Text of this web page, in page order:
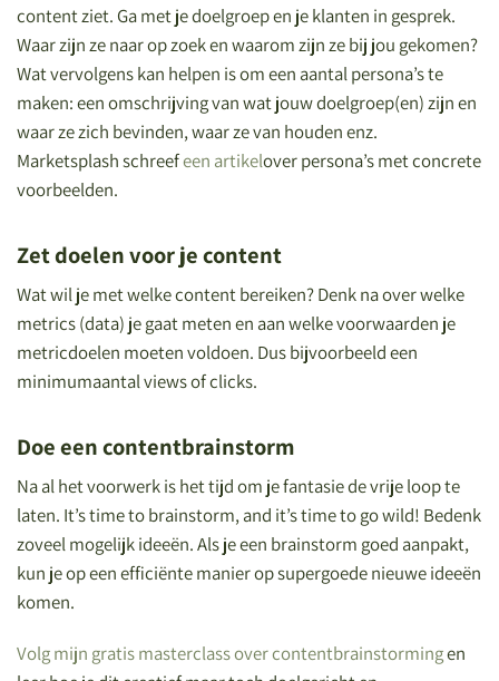
content ziet. Ga met je doelgroep en je klanten in gesprek.
Waar zijn ze naar op zoek en waarom zijn ze bij jou gekomen?
Wat vervolgens kan helpen is om een aantal persona’s te
maken: een omschrijving van wat jouw doelgroep(en) zijn en
waar ze zich bevinden, waar ze van houden enz.
Marketsplash schreefeen artikelover persona’s met concrete
voorbeelden.
Zet doelen voor je content
Wat wil je met welke content bereiken? Denk na over welke
metrics (data) je gaat meten en aan welke voorwaarden je
metricdoelen moeten voldoen. Dus bijvoorbeeld een
minimumaantal views of clicks.
Doe een contentbrainstorm
Na al het voorwerk is het tijd om je fantasie de vrije loop te
laten. It’s time to brainstorm, and it’s time to go wild! Bedenk
zoveel mogelijk ideeën. Als je een brainstorm goed aanpakt,
kun je op een efficiënte manier op supergoede nieuwe ideeën
komen.
Volg mijn gratis masterclass over contentbrainstormingen